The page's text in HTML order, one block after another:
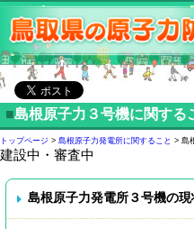
■島根原子力３号機に関する
トップページ > 島根原子力発電所に関すること > 島
建設中・審査中
島根原子力発電所３号機の